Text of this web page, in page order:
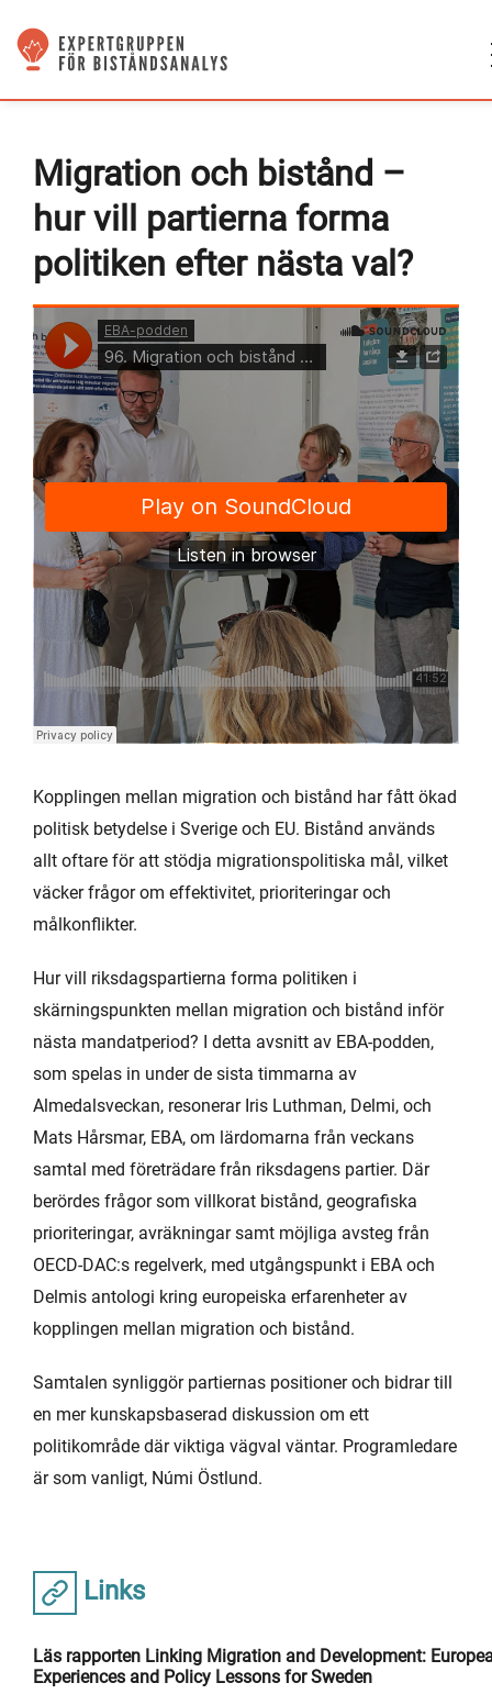
Links
Läs rapporten Linking Migration and Development:
Experiences and Policy Lessons for Sweden
Migration och bistånd –
hur vill partierna forma
politiken efter nästa val?
Kopplingen mellan migration och bistånd har fått ökad
politisk betydelse i Sverige och EU. Bistånd används
allt oftare för att stödja migrationspolitiska mål, vilket
väcker frågor om effektivitet, prioriteringar och
målkonflikter.
Hur vill riksdagspartierna forma politiken i
skärningspunkten mellan migration och bistånd inför
nästa mandatperiod? I detta avsnitt av EBA-podden,
som spelas in under de sista timmarna av
Almedalsveckan, resonerar Iris Luthman, Delmi, och
Mats Hårsmar, EBA, om lärdomarna från veckans
samtal med företrädare från riksdagens partier. Där
berördes frågor som villkorat bistånd, geografiska
prioriteringar, avräkningar samt möjliga avsteg från
OECD-DAC:s regelverk, med utgångspunkt i EBA och
Delmis antologi kring europeiska erfarenheter av
kopplingen mellan migration och bistånd.
Samtalen synliggör partiernas positioner och bidrar till
en mer kunskapsbaserad diskussion om ett
politikområde där viktiga vägval väntar. Programledare
är som vanligt, Númi Östlund.